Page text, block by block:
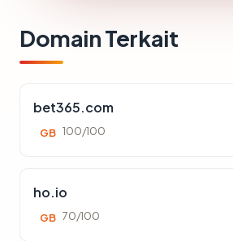
Domain Terkait
bet365.com
GB 100/100
ho.io
GB 70/100